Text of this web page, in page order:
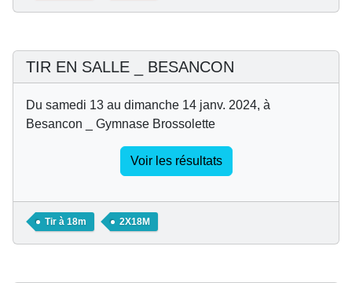
TIR EN SALLE _ BESANCON
Du samedi 13 au dimanche 14 janv. 2024, à
Besancon _ Gymnase Brossolette
Voir les résultats
Tir à 18m 2X18M